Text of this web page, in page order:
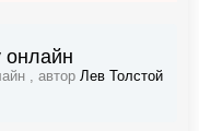
онлайн
, автор Лев Толстой